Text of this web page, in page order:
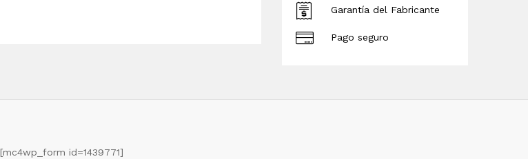
Garantía del Fabricante
Pago seguro
[mc4wp_form id=1439771]